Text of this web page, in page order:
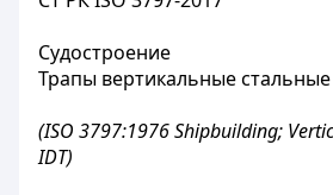
Судостроение
Трапы вертикальные стальные
(ISO 3797:1976 Shipbuilding;
IDT)